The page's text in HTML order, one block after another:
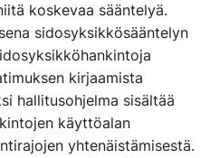
koskevaa sääntelyä.
sidosyksikkösääntelyn
kirjaamista
hallitusohjelma sisältää
käyttöalan
yhtenäistämisestä.